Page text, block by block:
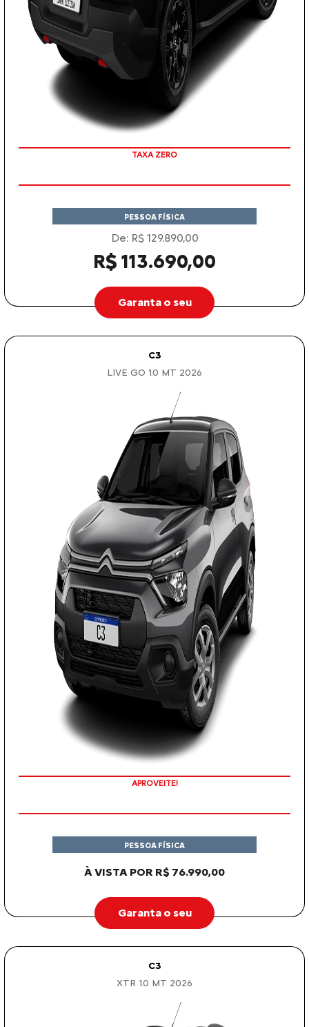
PESSOA FÍSICA
De: R$ 129.890,00
R$ 113.690,00
Garanta o seu
C3
LIVE GO 1.0 MT 2026
APROVEITE!
À VISTA POR R$ 76.990,00
PESSOA FÍSICA
Garanta o seu
C3
XTR 1.0 MT 2026